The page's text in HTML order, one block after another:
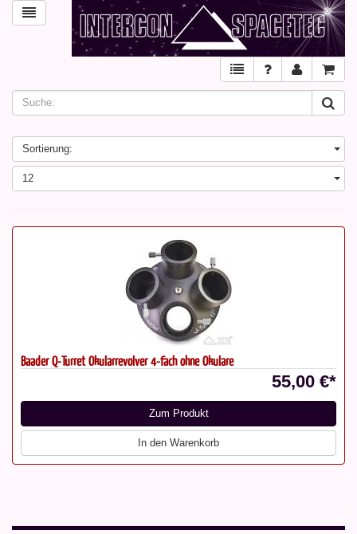
Sortierung:
12
Baader Q-Turret Okularrevolver 4-fach ohne Okulare
55,00 €*
Zum Produkt
In den Warenkorb